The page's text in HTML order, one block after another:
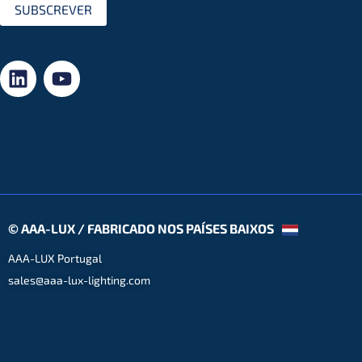
SUBSCREVER
© AAA-LUX / FABRICADO NOS PAÍSES BAIXOS
AAA-LUX Portugal
sales@aaa-lux-lighting.com